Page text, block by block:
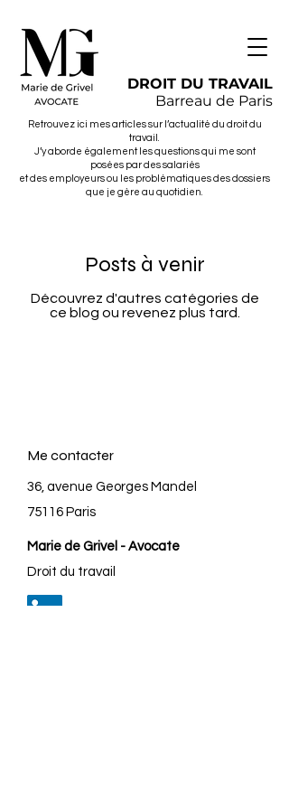
DROIT DU TRAVAIL
Barreau de Paris
Retrouvez ici mes articles sur l’actualité du droit du
travail.
J’y aborde également les questions qui me sont
posées par des salariés
et des employeurs ou les problématiques des dossiers
que je gère au quotidien.
Posts à venir
Découvrez d'autres catégories de
ce blog ou revenez plus tard.
Me contacter
36, avenue Georges Mandel
75116 Paris
Marie de Grivel - Avocate
Droit du travail